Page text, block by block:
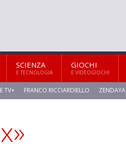
SCIENZA
E TECNOLOGIA
GIOCHI
E VIDEOGIOCHI
TV+ FRANCO RICCIARDIELLO ZENDAYA